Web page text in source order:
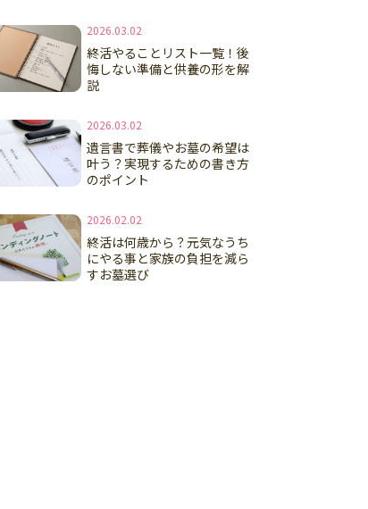
2026.03.02
終活やることリスト一覧！後
悔しない準備と供養の形を解
説
2026.03.02
遺言書で葬儀やお墓の希望は
叶う？実現するための書き方
のポイント
2026.02.02
終活は何歳から？元気なうち
にやる事と家族の負担を減ら
すお墓選び